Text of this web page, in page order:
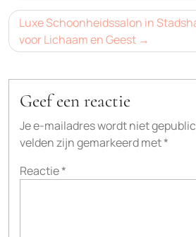
Luxe Schoonheidssalon in
voor Lichaam en Geest
Geef een reactie
Je e-mailadres wordt niet
velden zijn gemarkeerd met*
Reactie*